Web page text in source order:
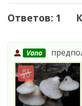
Ответов: 1
Vano